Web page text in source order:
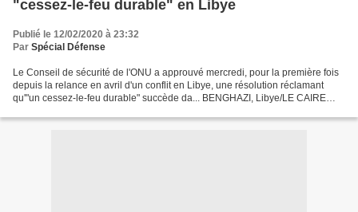
"cessez-le-feu durable" en Libye
Publié le 12/02/2020 à 23:32
Par Spécial Défense
Le Conseil de sécurité de l'ONU a approuvé mercredi, pour la première fois
depuis la relance en avril d'un conflit en Libye, une résolution réclamant
qu'"un cessez-le-feu durable" succède da... BENGHAZI, Libye/LE CAIRE